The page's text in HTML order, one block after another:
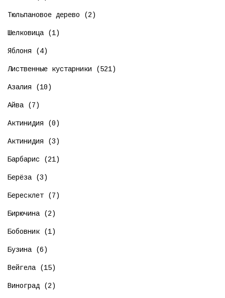
Тюльпановое дерево (2)
Шелковица (1)
Яблоня (4)
Лиственные кустарники (521)
Азалия (10)
Айва (7)
Актинидия (0)
Актинидия (3)
Барбарис (21)
Берёза (3)
Бересклет (7)
Бирючина (2)
Бобовник (1)
Бузина (6)
Вейгела (15)
Виноград (2)